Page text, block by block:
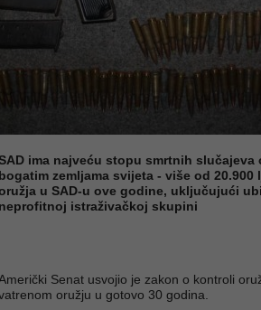
ima najveću stopu smrtnih slučajeva
bogatim zemljama svijeta - više od
u SAD-u ove godine, uključujući
neprofitnoj istraživačkoj skupini
Senat usvojio je zakon o kontroli
oružju u gotovo 30 godina.